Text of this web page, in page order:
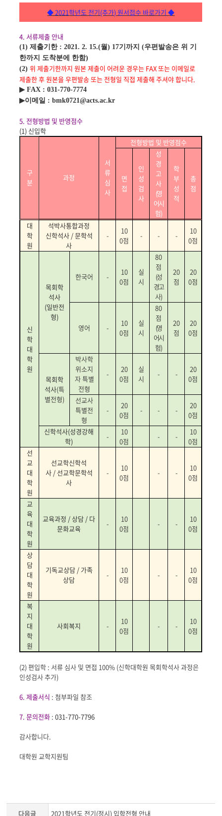
◆ 2021학년도 전기(추가) 원서접수 바로가기 ◆
4. 서류제출 안내
(1) 제출기한 : 2021. 2. 15.(월) 17기까지 (우편발송은 위 기
한까지 도착분에 한함)
(2)위 제출기한까지 원본 제출이 어려운 경우는 FAX 또는 이메일로
제출한 후 원본을 우편발송 또는 전형일 직접 제출해 주셔야 합니다.
▶ FAX : 031-770-7774
▶이메일 : bmk0721@acts.ac.kr
5. 전형방법 및 반영점수
(1) 신입학
구
분
과정
서
류
심
사
전형방법 및 반영점수
면
접
인
성
검
사
성
경
고
사
(영
어시
험)
학
부
성
적
총
점
대
학
원
석박사통합과정
신학석사 / 문학석
사
-
10
0점
- - -
10
0점
신
학
대
학
원
목회학
석사
(일반전
형)
한국어 -
10
0점
실
시
80
점
(성
경고
사)
20
점
20
0점
영어 -
10
0점
실
시
80
점
(영
어시
험)
20
점
20
0점
목회학
석사(특
별전형)
박사학
위소지
자 특별
전형
-
20
0점
실
시
- -
20
0점
선교사
특별전
형
-
20
0점
- - -
20
0점
신학석사(성경강해
학)
-
10
0점
- -
10
0점
선
교
대
학
원
선교학신학석
사 / 선교학문학석
사
-
10
0점
- -
10
0점
교
육
대
학
원
교육과정 / 상담 / 다
문화교육
-
10
0점
- -
10
0점
상
담
대
학
원
기독교상담 / 가족
상담
-
10
0점
- -
10
0점
복
지
대
학
원
사회복지 -
10
0점
- -
10
0점
(2)편입학 : 서류 심사 및 면접 100% (신학대학원 목회학석사 과정은
인성검사 추가)
6. 제출서식 : 첨부파일 참조
7. 문의전화 :031-770-7796
감사합니다.
대학원 교학지원팀
다음글 2021학년도 전기(정시) 입학전형 안내